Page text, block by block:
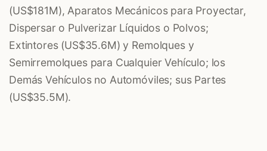
(US$181M), Aparatos Mecánicos para Proyectar,
Dispersar o Pulverizar Líquidos o Polvos;
Extintores(US$35.6M) y Remolques y
Semirremolques para Cualquier Vehículo; los
Demás Vehículos no Automóviles; sus Partes
(US$35.5M).